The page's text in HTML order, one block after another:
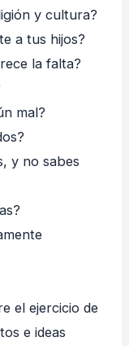
y cultura?
a tus hijos?
la falta?
mal?
y no sabes
el ejercicio de
e ideas